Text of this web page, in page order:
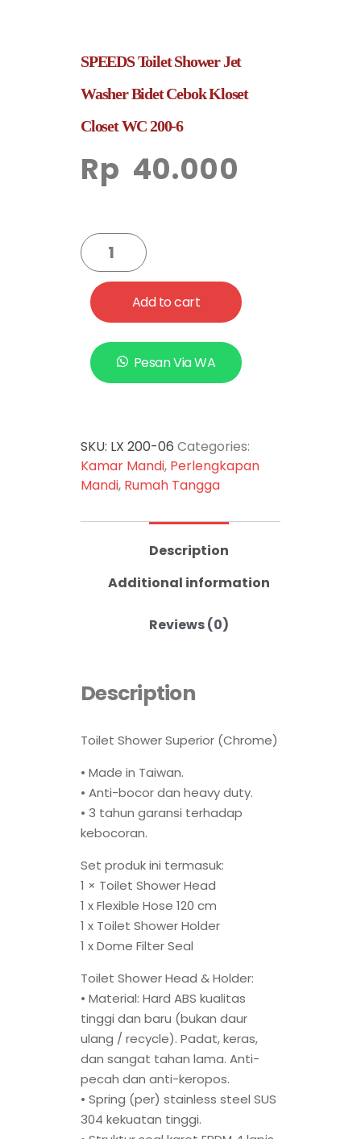
SPEEDS Toilet Shower Jet
Washer Bidet Cebok Kloset
Closet WC 200-6
Rp 40.000
Add to cart
Pesan Via WA
SKU: LX 200-06 Categories:
Kamar Mandi, Perlengkapan
Mandi, Rumah Tangga
Description
Additional information
Reviews (0)
Description
Toilet Shower Superior (Chrome)
• Made in Taiwan.
• Anti-bocor dan heavy duty.
• 3 tahun garansi terhadap
kebocoran.
Set produk ini termasuk:
1 × Toilet Shower Head
1 x Flexible Hose 120 cm
1 x Toilet Shower Holder
1 x Dome Filter Seal
Toilet Shower Head & Holder:
• Material: Hard ABS kualitas
tinggi dan baru (bukan daur
ulang / recycle). Padat, keras,
dan sangat tahan lama. Anti-
pecah dan anti-keropos.
• Spring (per) stainless steel SUS
304 kekuatan tinggi.